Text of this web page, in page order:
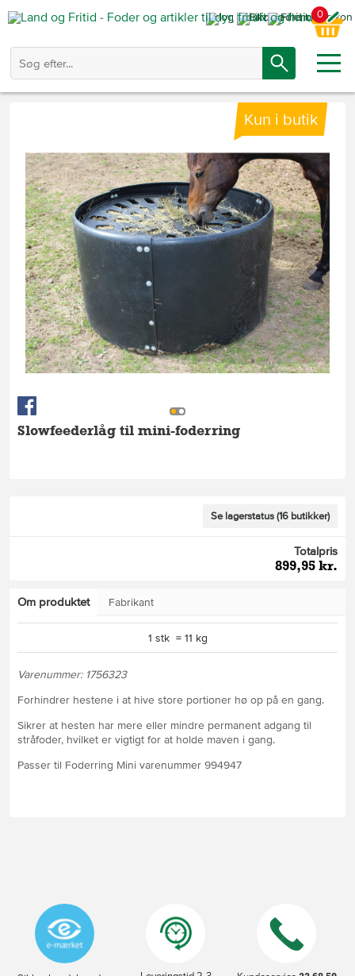
0
Slowfeederlåg til mini-foderring
Kun i butik
Se lagerstatus (16 butikker)
Totalpris
899,95 kr.
Om produktet Fabrikant
1 stk = 11 kg
Varenummer: 1756323
Forhindrer hestene i at hive store portioner hø op på en gang.
Sikrer at hesten har mere eller mindre permanent adgang til
stråfoder, hvilket er vigtigt for at holde maven i gang.
Passer til Foderring Mini varenummer 994947